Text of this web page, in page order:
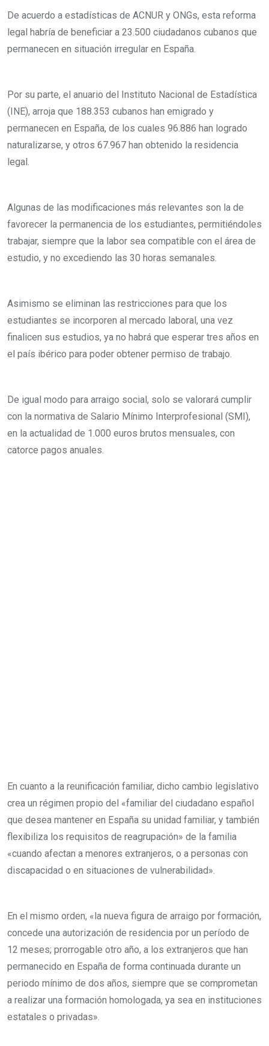
De acuerdo a estadísticas de ACNUR y ONGs, esta reforma
legal habría de beneficiar a 23.500 ciudadanos cubanos que
permanecen en situación irregular en España.
Por su parte, el anuario del Instituto Nacional de Estadística
(INE), arroja que 188.353 cubanos han emigrado y
permanecen en España, de los cuales 96.886 han logrado
naturalizarse, y otros 67.967 han obtenido la residencia
legal.
Algunas de las modificaciones más relevantes son la de
favorecer la permanencia de los estudiantes, permitiéndoles
trabajar, siempre que la labor sea compatible con el área de
estudio, y no excediendo las 30 horas semanales.
Asimismo se eliminan las restricciones para que los
estudiantes se incorporen al mercado laboral, una vez
finalicen sus estudios, ya no habrá que esperar tres años en
el país ibérico para poder obtener permiso de trabajo.
De igual modo para arraigo social, solo se valorará cumplir
con la normativa de Salario Mínimo Interprofesional (SMI),
en la actualidad de 1.000 euros brutos mensuales, con
catorce pagos anuales.
En cuanto a la reunificación familiar, dicho cambio legislativo
crea un régimen propio del «familiar del ciudadano español
que desea mantener en España su unidad familiar, y también
flexibiliza los requisitos de reagrupación» de la familia
«cuando afectan a menores extranjeros, o a personas con
discapacidad o en situaciones de vulnerabilidad».
En el mismo orden, «la nueva figura de arraigo por formación,
concede una autorización de residencia por un período de
12 meses; prorrogable otro año, a los extranjeros que han
permanecido en España de forma continuada durante un
periodo mínimo de dos años, siempre que se comprometan
a realizar una formación homologada, ya sea en instituciones
estatales o privadas».